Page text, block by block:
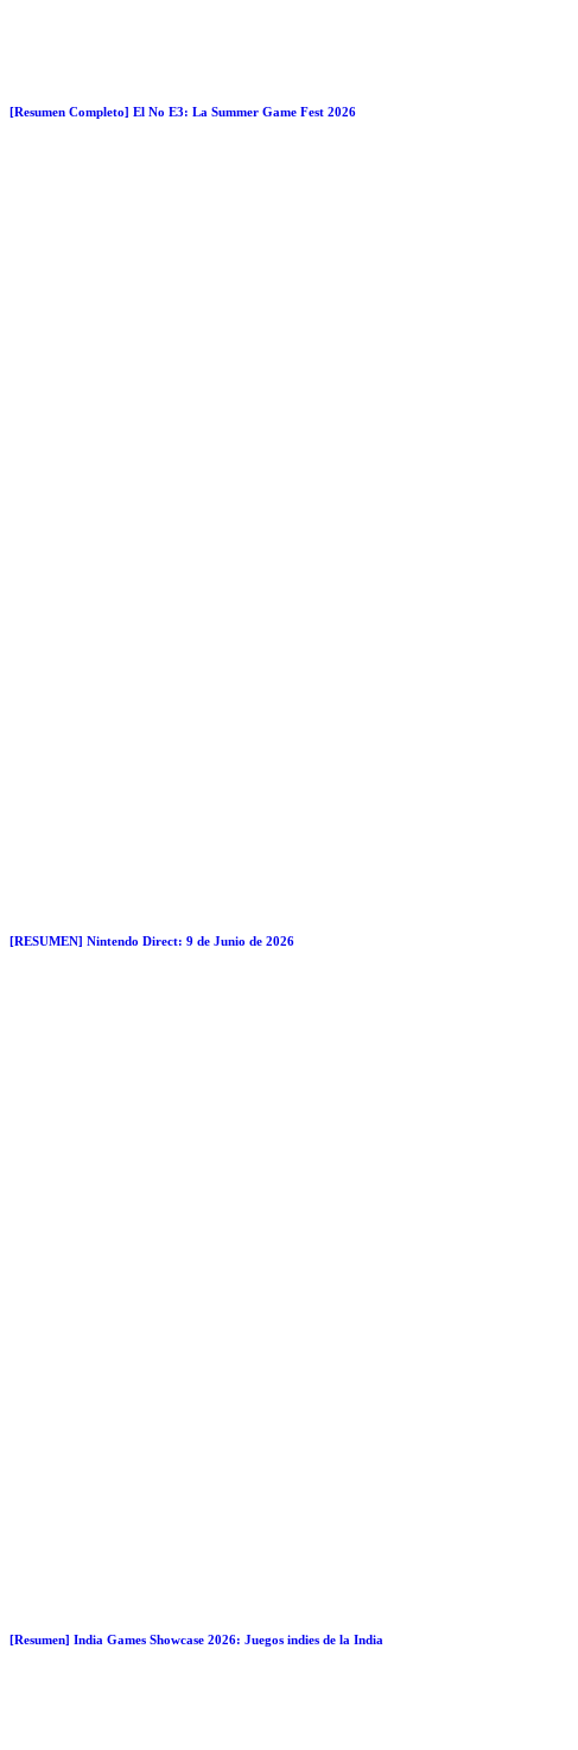
[Resumen Completo] El No E3: La Summer Game Fest 2026
[RESUMEN] Nintendo Direct: 9 de Junio de 2026
[Resumen] India Games Showcase 2026: Juegos indies de la India